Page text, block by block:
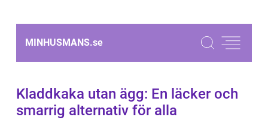
MINHUSMANS.se
Kladdkaka utan ägg: En läcker och
smarrig alternativ för alla